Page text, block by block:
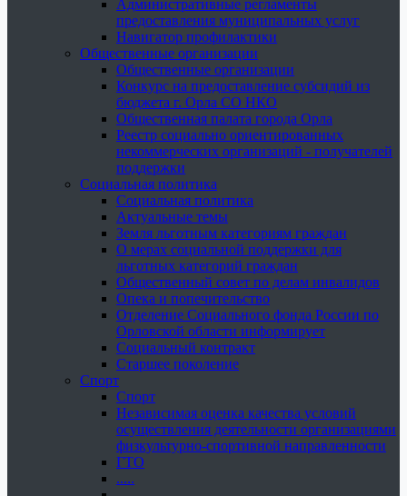
Административные регламенты
предоставления муниципальных услуг
Навигатор профилактики
Общественные организации
Общественные организации
Конкурс на предоставление субсидий из
бюджета г. Орла СО НКО
Общественная палата города Орла
Реестр социально ориентированных
некоммерческих организаций - получателей
поддержки
Социальная политика
Социальная политика
Актуальные темы
Земля льготным категориям граждан
О мерах социальной поддержки для
льготных категорий граждан
Общественный совет по делам инвалидов
Опека и попечительство
Отделение Социального фонда России по
Орловской области информирует
Социальный контракт
Старшее поколение
Спорт
Спорт
Независимая оценка качества условий
осуществления деятельности организациями
физкультурно-спортивной направленности
ГТО
.....